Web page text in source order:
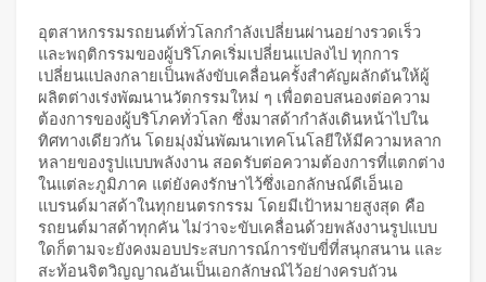
อุตสาหกรรมรถยนต์ทั่วโลกกำลังเปลี่ยนผ่านอย่างรวดเร็ว
และพฤติกรรมของผู้บริโภคเริ่มเปลี่ยนแปลงไป ทุกการ
เปลี่ยนแปลงกลายเป็นพลังขับเคลื่อนครั้งสำคัญผลักดันให้ผู้
ผลิตต่างเร่งพัฒนานวัตกรรมใหม่ ๆ เพื่อตอบสนองต่อความ
ต้องการของผู้บริโภคทั่วโลก ซึ่งมาสด้ากำลังเดินหน้าไปใน
ทิศทางเดียวกัน โดยมุ่งมั่นพัฒนาเทคโนโลยีให้มีความหลาก
หลายของรูปแบบพลังงาน สอดรับต่อความต้องการที่แตกต่าง
ในแต่ละภูมิภาค แต่ยังคงรักษาไว้ซึ่งเอกลักษณ์ดีเอ็นเอ
แบรนด์มาสด้าในทุกยนตรกรรม โดยมีเป้าหมายสูงสุด คือ
รถยนต์มาสด้าทุกคัน ไม่ว่าจะขับเคลื่อนด้วยพลังงานรูปแบบ
ใดก็ตามจะยังคงมอบประสบการณ์การขับขี่ที่สนุกสนาน และ
สะท้อนจิตวิญญาณอันเป็นเอกลักษณ์ไว้อย่างครบถัวน